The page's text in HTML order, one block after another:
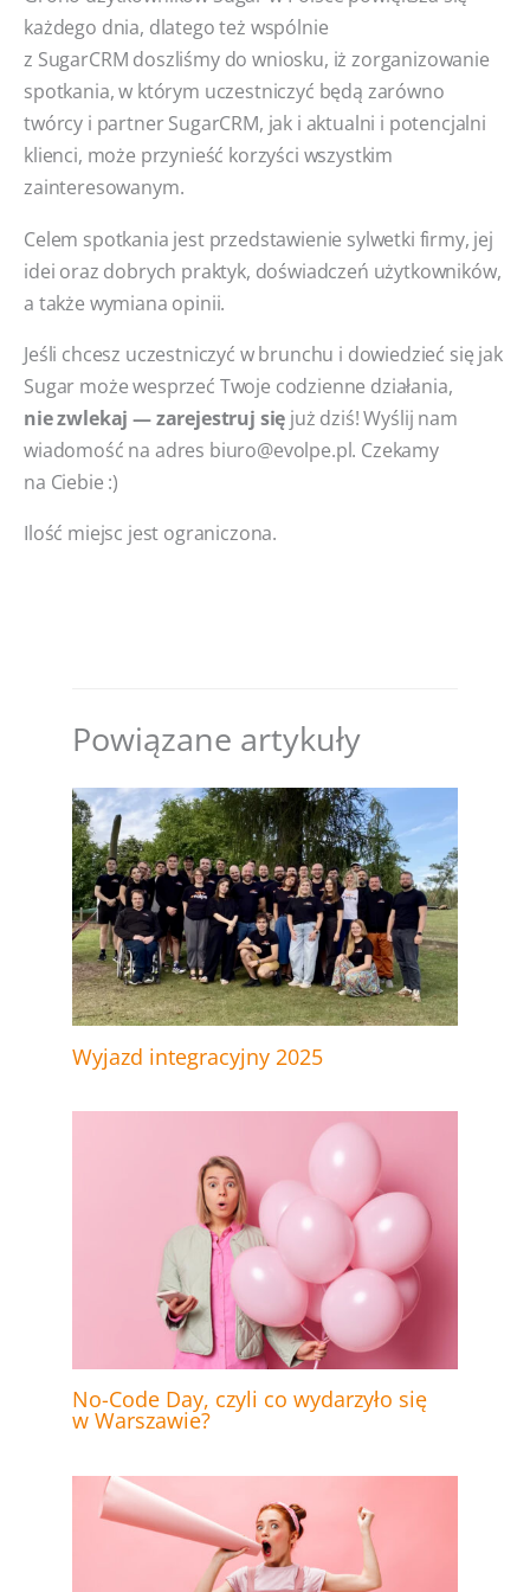
każdego dnia, dlatego też wspólnie
z SugarCRM doszliśmy do wniosku, iż zorganizowanie
spotkania, w którym uczestniczyć będą zarówno
twórcy i partner SugarCRM, jak i aktualni i potencjalni
klienci, może przynieść korzyści wszystkim
zainteresowanym.
Celem spotkania jest przedstawienie sylwetki firmy, jej
idei oraz dobrych praktyk, doświadczeń użytkowników,
a także wymiana opinii.
Jeśli chcesz uczestniczyć w brunchu i dowiedzieć się jak
Sugar może wesprzeć Twoje codzienne działania,
nie zwlekaj — zarejestruj się już dziś! Wyślij nam
wiadomość na adres biuro@evolpe.pl. Czekamy
na Ciebie :)
Ilość miejsc jest ograniczona.
Powiązane artykuły
Wyjazd integracyjny 2025
No-Code Day, czyli co wydarzyło się
w Warszawie?